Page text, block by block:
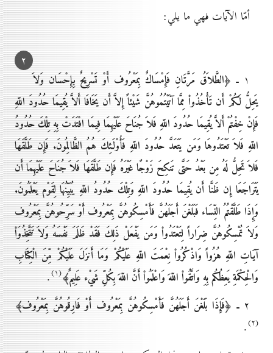
أمّا الآيات فهي ما يلي:
۲
۱ ـ
﴿الطَّلاَقُ مَرَّتَانِ فَإِمْسَاكٌ بِمَعْرُوف أَوْ تَسْرِيحٌ بِإِحْسَان وَلاَ
يَحِلُّ لَكُمْ أَن تَأْخُذُواْ مِمَّا آتَيْتُمُوهُنَّ شَيْئاً إِلاَّ أَن يَخَافَا أَلاَّ يُقِيمَا حُدُودَ اللّهِ
فَإِنْ خِفْتُمْ أَلاَّ يُقِيمَا حُدُودَ اللّهِ فَلاَ جُنَاحَ عَلَيْهِمَا فِيمَا افْتَدَتْ بِهِ تِلْكَ حُدُودُ
اللّهِ فَلاَ تَعْتَدُوهَا وَمَن يَتَعَدَّ حُدُودَ اللّهِ فَأُوْلَـئِكَ هُمُ الظَّالِمُونَ. فَإِن طَلَّقَهَا
فَلاَ تَحِلُّ لَهُ مِن بَعْدُ حَتَّى تَنكِحَ زَوْجًا غَيْرَهُ فَإِن طَلَّقَهَا فَلاَ جُنَاحَ عَلَيْهِمَا أَن
يَتَرَاجَعَا إِن ظَنَّا أَن يُقِيمَا حُدُودَ اللّهِ وَتِلْكَ حُدُودُ اللّهِ يُبَيِّنُهَا لِقَوْم يَعْلَمُونَ.
وَإِذَا طَلَّقْتُمُ النِّسَاء فَبَلَغْنَ أَجَلَهُنَّ فَأَمْسِكُوهُنَّ بِمَعْرُوف أَوْ سَرِّحُوهُنَّ بِمَعْرُوف
وَلاَ تُمْسِكُوهُنَّ ضِرَاراً لِتَعْتَدُواْ وَمَن يَفْعَلْ ذَلِكَ فَقَدْ ظَلَمَ نَفْسَهُ وَلاَ تَتَّخِذُوَاْ
آيَاتِ اللّهِ هُزُواً وَاذْكُرُواْ نِعْمَتَ اللّهِ عَلَيْكُمْ وَمَا أَنزَلَ عَلَيْكُمْ مِّنَ الْكِتَابِ
وَالْحِكْمَةِ يَعِظُكُم بِهِ وَاتَّقُواْ اللّهَ وَاعْلَمُواْ أَنَّ اللّهَ بِكُلِّ شَيْء عَلِيمٌ﴾(۱) .
۲ ـ
﴿فَإِذَا بَلَغْنَ أَجَلَهُنَّ فَأَمْسِكُوهُنَّ بِمَعْرُوف أَوْ فَارِقُوهُنَّ بِمَعْرُوف﴾
(۲) .